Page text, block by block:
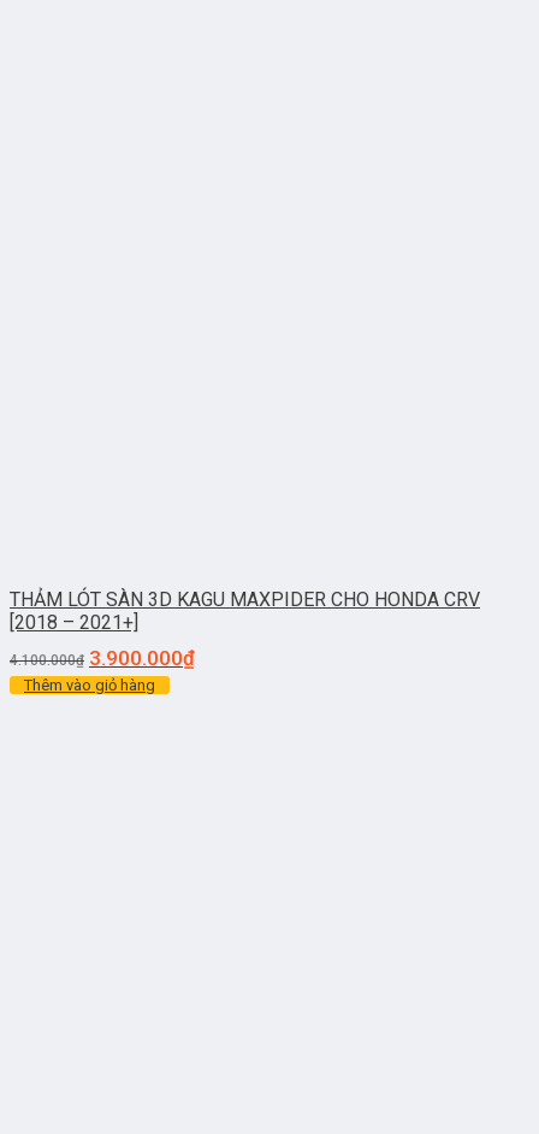
THẢM LÓT SÀN 3D KAGU MAXPIDER CHO HONDA CRV
[2018 – 2021+]
4.100.000₫ 3.900.000₫
Thêm vào giỏ hàng